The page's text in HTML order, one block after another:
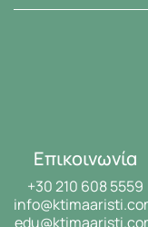
Επικοινωνία
+30 210 608 5559